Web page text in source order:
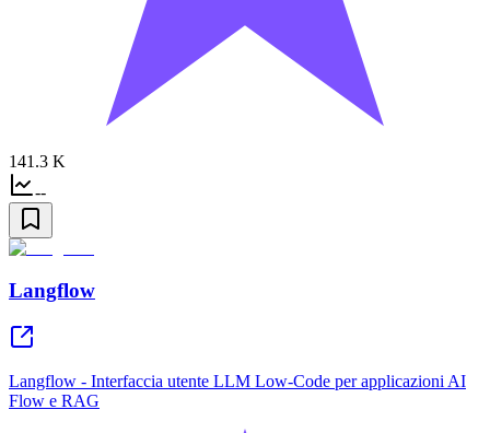
141.3 K
--
Langflow
Langflow - Interfaccia utente LLM Low-Code per applicazioni AI
Flow e RAG